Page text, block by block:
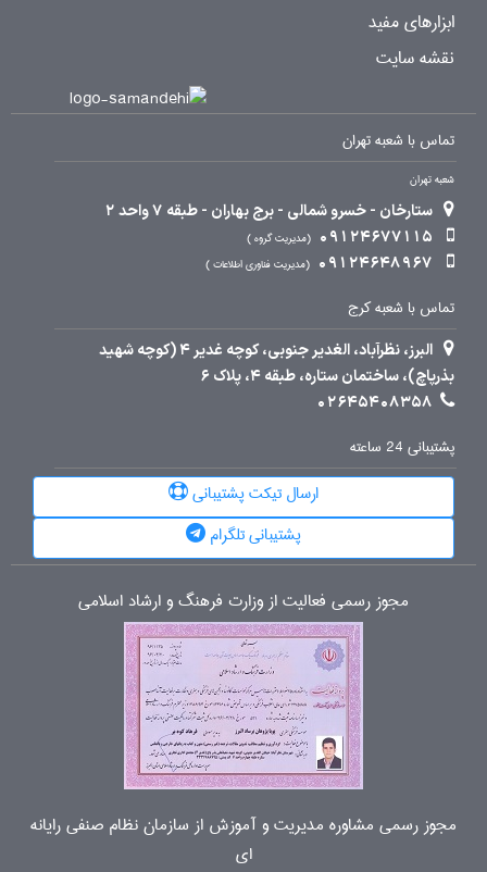
ابزارهای مفید
نقشه سایت
تماس با شعبه تهران
شعبه تهران
ستارخان - خسرو شمالی - برج بهاران - طبقه 7 واحد 2
09124677115
مدیریت گروه
09124648967 مدیریت فناوری اطلاعات
تماس با شعبه کرج
البرز، نظرآباد، الغدیر جنوبی، کوچه غدیر 4 (کوچه شهید
بذرپاچ)، ساختمان ستاره، طبقه 4، پلاک 6
02645408358
پشتیبانی 24 ساعته
ارسال تیکت پشتیبانی
پشتیبانی تلگرام
مجوز رسمی فعالیت از وزارت فرهنگ و ارشاد اسلامی
مجوز رسمی مشاوره مدیریت و آموزش از سازمان نظام صنفی رایانه
ای